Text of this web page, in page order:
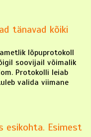
tänavad kõiki
lõpuprotokoll
soovijail võimalik
Protokolli leiab
valida viimane
esikohta. Esimest